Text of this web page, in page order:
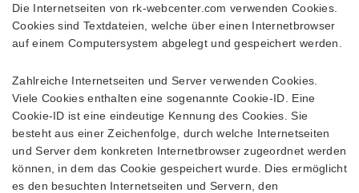
Die Internetseiten von rk-webcenter.com verwenden Cookies.
Cookies sind Textdateien, welche über einen Internetbrowser
auf einem Computersystem abgelegt und gespeichert werden.
Zahlreiche Internetseiten und Server verwenden Cookies.
Viele Cookies enthalten eine sogenannte Cookie-ID. Eine
Cookie-ID ist eine eindeutige Kennung des Cookies. Sie
besteht aus einer Zeichenfolge, durch welche Internetseiten
und Server dem konkreten Internetbrowser zugeordnet werden
können, in dem das Cookie gespeichert wurde. Dies ermöglicht
es den besuchten Internetseiten und Servern, den